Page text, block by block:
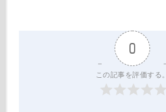
0
この記事を評価する。